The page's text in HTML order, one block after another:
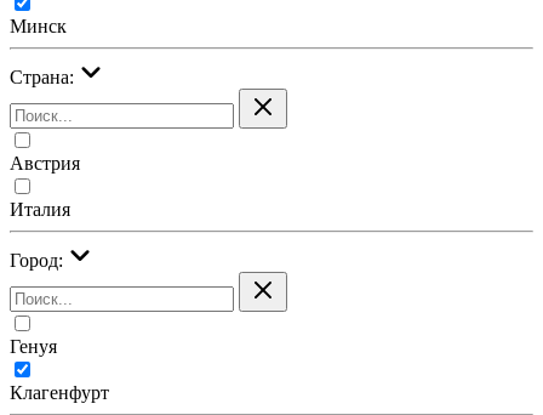
Минск
Страна:
Австрия
Италия
Город:
Генуя
Клагенфурт